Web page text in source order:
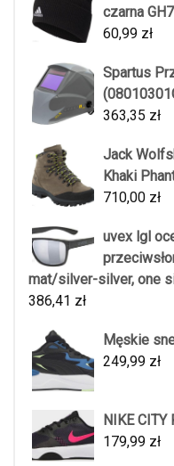
czarna
60,99 zł
Spartus
363,35 zł
Jack
Khaki
710,00 zł
uvex lgl
mat/silver-silver, one
386,41 zł
Męskie
249,99 zł
NIKE CITY
179,99 zł